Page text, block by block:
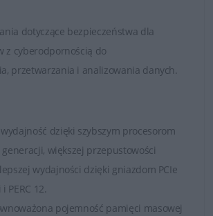
zwykle są wyposażone w większą
dyski twarde. Jest to doskonałe
placówek i oddziałów przedsiębiorstw.
są dostępne w szafach serwerowych i
Dodatkowa pamięć masowa
dotyczące bezpieczeństwa dla
z cyberodpornością do
przetwarzania i analizowania danych.
dzięki szybszym procesorom
większej przepustowości
wydajności dzięki gniazdom PCIe
PERC 12.
pojemność pamięci masowej